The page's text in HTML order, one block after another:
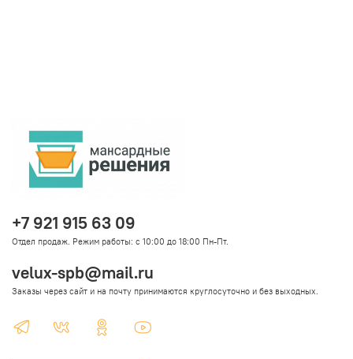
+7 921 915 63 09
Отдел продаж. Режим работы: с 10:00 до 18:00 Пн-Пт.
velux-spb@mail.ru
Заказы через сайт и на почту принимаются круглосуточно и без выходных.